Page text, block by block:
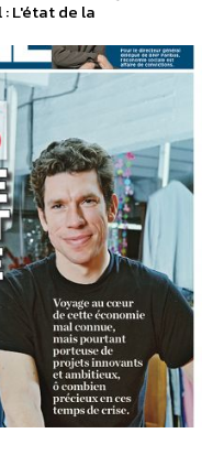
L'état de la